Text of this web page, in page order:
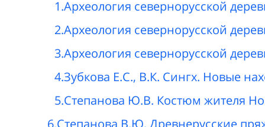
1.Археология севернорусской
2.Археология севернорусской
3.Археология севернорусской
4.Зубкова Е.С., В.К. Сингх. Новые
5.Степанова Ю.В. Костюм жителя
6.Степанова В.Ю. Древнерусские